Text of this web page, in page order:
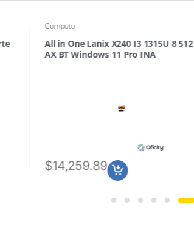
Computo
All in One Lanix X240 I3 1315U 8 512
AX BT Windows 11 Pro INA
$14,259.89